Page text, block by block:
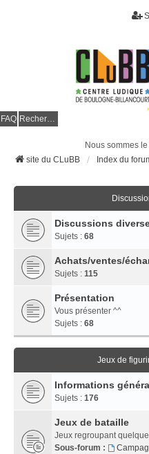
FAQ Rechercher
Nous sommes
site du CLuBB
Index du
Discussions
Sujets : 68
Achats/ventes/
Sujets : 115
Présentation
Vous présenter ^^
Sujets : 68
Jeux de
Informations
Sujets : 176
Jeux de bataille
Jeux regroupant
Sous-forum :